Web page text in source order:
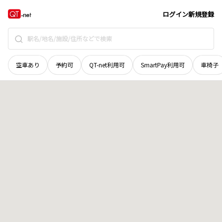
ログイン新規登録
空車あり 予約可 QT-net利用可 SmartPay利用可 車椅子
北海道